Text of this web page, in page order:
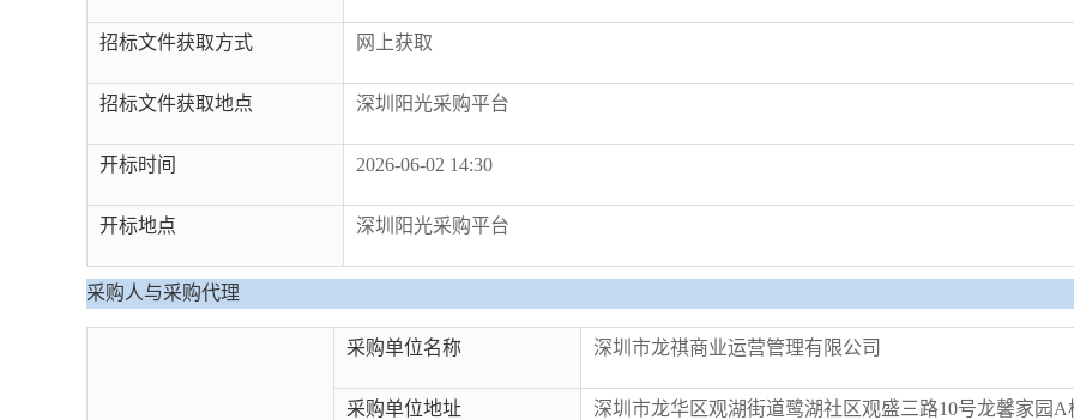
招标文件获取方式 网上获取
招标文件获取地点 深圳阳光采购平台
开标时间 2026-06-02 14:30
开标地点 深圳阳光采购平台
采购人与采购代理
采购单位名称 深圳市龙祺商业运营管理有限公司
采购单位地址 深圳市龙华区观湖街道鹭湖社区观盛三路10号龙馨家园A